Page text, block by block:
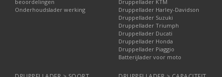
beoordelingen
Onderhoudslader werking
Druppellader KTM
Druppellader Harley-Davidson
Druppellader Suzuki
Druppellader Triumph
Druppellader Ducati
Druppellader Honda
Druppellader Piaggio
Batterijlader voor moto